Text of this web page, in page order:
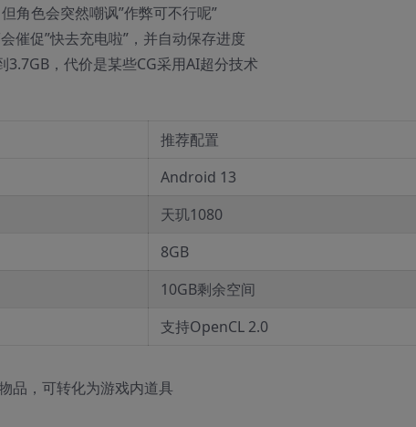
角色会突然嘲讽”作弊可不行呢”
催促”快去充电啦”，并自动保存进度
，代价是某些CG采用AI超分技术
推荐配置
Android 13
天玑1080
8GB
10GB剩余空间
支持OpenCL 2.0
品，可转化为游戏内道具